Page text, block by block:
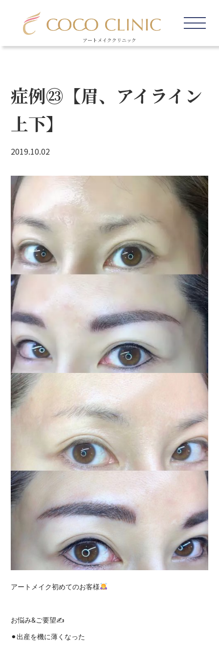
アートメイククリニック
症例㉓【眉、アイライン
上下】
2019.10.02
アートメイク初めてのお客様
お悩み&ご要望✍️
⚫︎出産を機に薄くなった